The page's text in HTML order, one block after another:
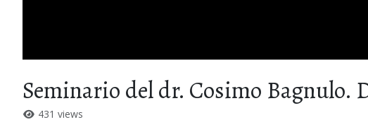
Seminario del dr. Cosimo Bagnulo.
431 views